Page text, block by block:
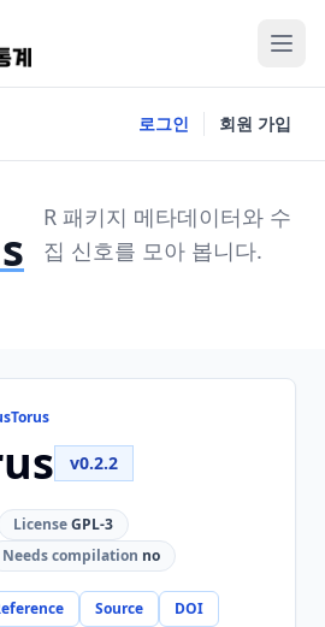
로그인 회원 가입
R 패키지 메타데이터와 수
집 신호를 모아 봅니다.
v0.2.2
LicenseGPL-3
Needs compilation no
Source DOI